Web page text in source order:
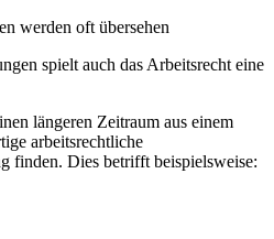
werden oft übersehen
spielt auch das Arbeitsrecht eine
längeren Zeitraum aus einem
arbeitsrechtliche
finden. Dies betrifft beispielsweise: